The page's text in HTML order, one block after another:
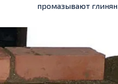
промазывают